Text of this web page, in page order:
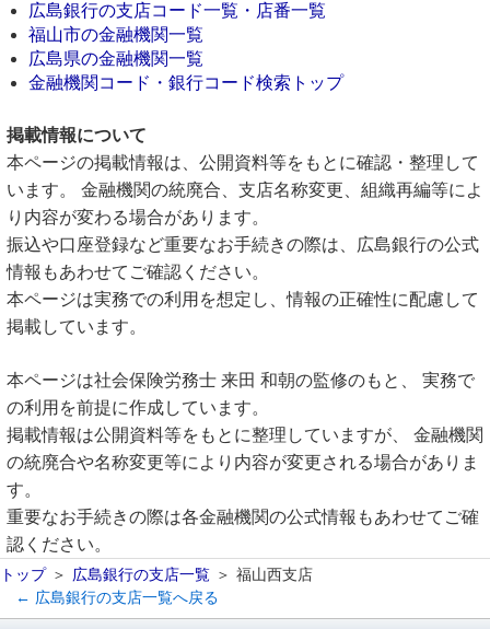
広島銀行の支店コード一覧・店番一覧
福山市の金融機関一覧
広島県の金融機関一覧
金融機関コード・銀行コード検索トップ
掲載情報について
本ページの掲載情報は、公開資料等をもとに確認・整理して
います。 金融機関の統廃合、支店名称変更、組織再編等によ
り内容が変わる場合があります。
振込や口座登録など重要なお手続きの際は、広島銀行の公式
情報もあわせてご確認ください。
本ページは実務での利用を想定し、情報の正確性に配慮して
掲載しています。
本ページは社会保険労務士 来田 和朝の監修のもと、 実務で
の利用を前提に作成しています。
掲載情報は公開資料等をもとに整理していますが、 金融機関
の統廃合や名称変更等により内容が変更される場合がありま
す。
重要なお手続きの際は各金融機関の公式情報もあわせてご確
認ください。
トップ 広島銀行の支店一覧
福山西支店
← 広島銀行の支店一覧へ戻る